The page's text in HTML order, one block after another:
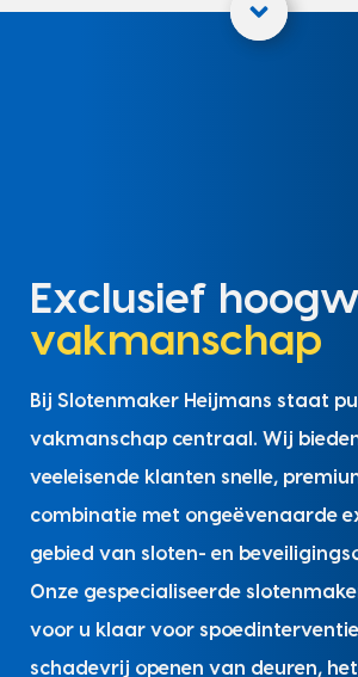
Exclusief
vakmanschap
Bij Slotenmaker Heijmans staat
vakmanschap centraal. Wij
veeleisende klanten snelle,
combinatie met ongeëvenaarde
gebied van sloten- en
Onze gespecialiseerde
voor u klaar voor
schadevrij openen van deuren,